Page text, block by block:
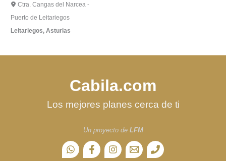
Ctra. Cangas del Narcea -
Puerto de Leitariegos
Leitariegos, Asturias
Cabila.com
Los mejores planes cerca de ti
Un proyecto de LFM